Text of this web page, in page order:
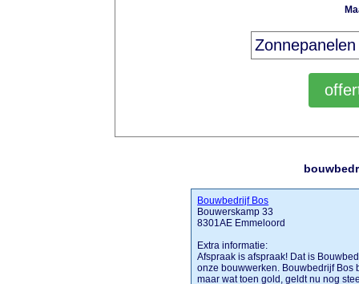
Bouwbedrijf Bos
Bouwerskamp 33
8301AE Emmeloord
Extra informatie:
Afspraak is afspraak! Dat is
onze bouwwerken. Bouwbedrijf Bos
maar wat toen gold, geldt nu nog